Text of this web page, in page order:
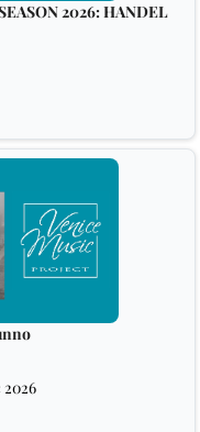
2026: HANDEL
2026